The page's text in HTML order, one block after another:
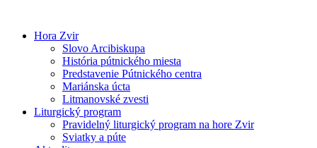
obsah
Hora Zvir
Slovo Arcibiskupa
História pútnického miesta
Predstavenie Pútnického centra
Mariánska úcta
Litmanovské zvesti
Liturgický program
Pravidelný liturgický program na hore Zvir
Sviatky a púte